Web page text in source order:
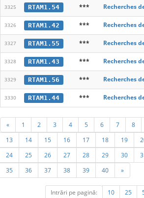
3325 RTAM1.54 *** Recherches
3326 RTAM1.42 *** Recherches
3327 RTAM1.55 *** Recherches
3328 RTAM1.43 *** Recherches
3329 RTAM1.56 *** Recherches
3330 RTAM1.44 *** Recherches
« 1 2 3 4 5 6 7 8
13
14 15 16 17 18 19
24
25 26 27 28 29 30
35
36 37 38 39 40 »
Intrări pe pagină: 10 25